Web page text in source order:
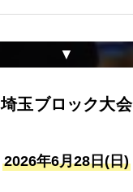
▼
埼玉ブロック大会
2026年6月28日(日)